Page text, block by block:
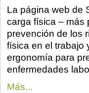
La página web de
carga física – más
prevención de los
física en el trabajo
ergonomía para
enfermedades
Más...